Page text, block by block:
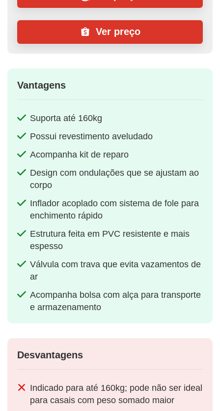
Ver preço
Vantagens
Suporta até 160kg
Possui revestimento aveludado
Acompanha kit de reparo
Design com ondulações que se ajustam ao
corpo
Inflador acoplado com sistema de fole para
enchimento rápido
Estrutura feita em PVC resistente e mais
espesso
Válvula com trava que evita vazamentos de
ar
Acompanha bolsa com alça para transporte
e armazenamento
Desvantagens
Indicado para até 160kg; pode não ser ideal
para casais com peso somado maior